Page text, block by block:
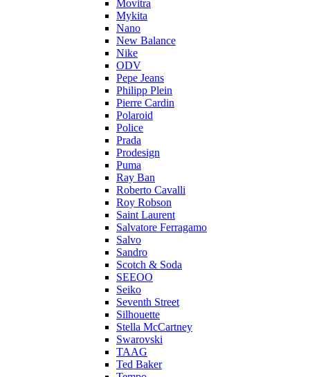
Movitra
Mykita
Nano
New Balance
Nike
ODV
Pepe Jeans
Philipp Plein
Pierre Cardin
Polaroid
Police
Prada
Prodesign
Puma
Ray Ban
Roberto Cavalli
Roy Robson
Saint Laurent
Salvatore Ferragamo
Salvo
Sandro
Scotch & Soda
SEEOO
Seiko
Seventh Street
Silhouette
Stella McCartney
Swarovski
TAAG
Ted Baker